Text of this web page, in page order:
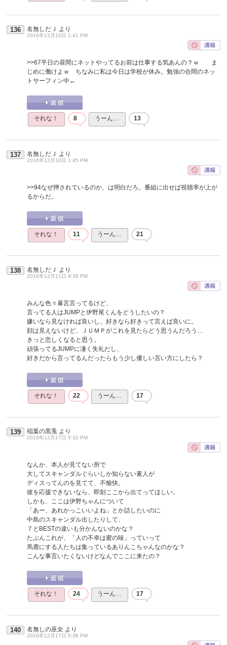
136 名無しだＪ より
2016年12月10日 1:41 PM
>>67平日の昼間にネットやってるお前は仕事する気あんの？ｗ ま
じめに働けよｗ ちなみに私は今日は学校が休み。勉強の合間のネッ
トサーフィン中←
それな！ 8 うーん… 13
137 名無しだＪ より
2016年12月10日 1:45 PM
>>94なぜ押されているのか、は明白だろ。番組に出せば視聴率が上が
るからだ。
それな！ 11 うーん… 21
138 名無しだＪ より
2016年12月11日 9:38 PM
みんな色々暴言言ってるけど、
言ってる人はJUMPと伊野尾くんをどうしたいの？
嫌いなら見なければ良いし、好きなら好きって言えば良いに。
顔は見えないけど、ＪＵＭＰがこれを見たらどう思うんだろう…
きっと悲しくなると思う。
頑張ってるJUMPに凄く失礼だし、
好きだから言ってるんだったらもう少し優しい言い方にしたら？
それな！ 22 うーん… 17
139 稲葉の黒兎 より
2016年12月17日 5:32 PM
なんか、本人が見てない所で
大してスキャンダルぐらいしか知らない素人が
ディスってんのを見てて、不愉快。
彼を応援できないなら、即刻ここから出てってほしい。
しかも、ここは伊野ちゃんについて
「あー、あれかっこいいよね」とか話したいのに
中島のスキャンダル出したりして、
７とBESTの違いも分かんないのかな？
たぶんこれが、「人の不幸は蜜の味」っていって
馬鹿にする人たちは集っているありんこちゃんなのかな？
こんな事言いたくないけどなんでここに来たの？
それな！ 24 うーん… 17
140 名無しの巫女 より
2016年12月17日 5:38 PM